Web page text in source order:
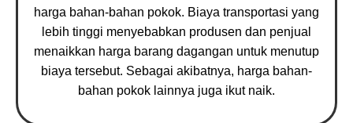
harga bahan-bahan pokok. Biaya transportasi yang
lebih tinggi menyebabkan produsen dan penjual
menaikkan harga barang dagangan untuk menutup
biaya tersebut. Sebagai akibatnya, harga bahan-
bahan pokok lainnya juga ikut naik.